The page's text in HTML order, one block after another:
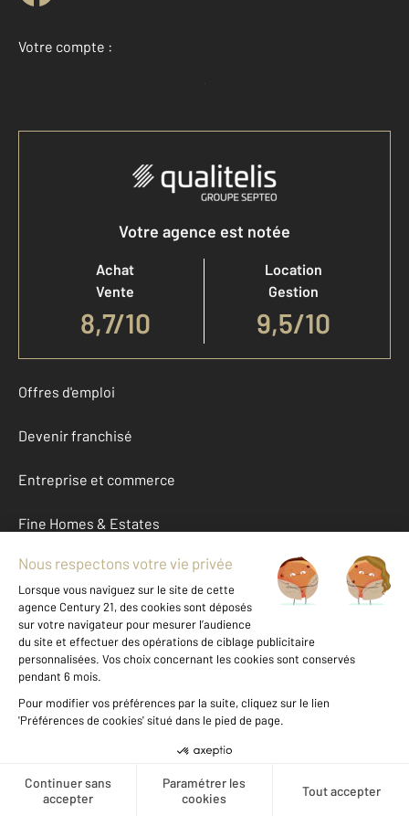
Votre compte :
Accéder à mon compte
Votre agence est notée
Achat
Vente
8,7/10
Location
Gestion
9,5/10
Offres d'emploi
Devenir franchisé
Entreprise et commerce
Fine Homes & Estates
À propos
International
Nous contacter
Données personnelles
Gestionnaire des cookies